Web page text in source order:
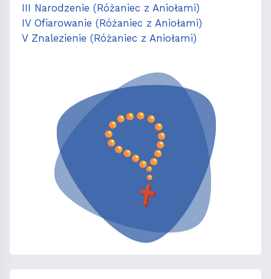
III Narodzenie (Różaniec z Aniołami)
IV Ofiarowanie (Różaniec z Aniołami)
V Znalezienie (Różaniec z Aniołami)